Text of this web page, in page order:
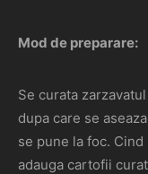
Mod de preparare:
Se curata
dupa care se
se pune la foc.
adauga cartofii